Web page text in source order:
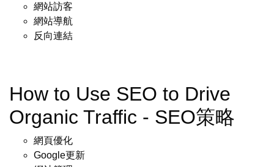
網站訪客
網站導航
反向連結
How to Use SEO to Drive
Organic Traffic - SEO策略
網頁優化
Google更新